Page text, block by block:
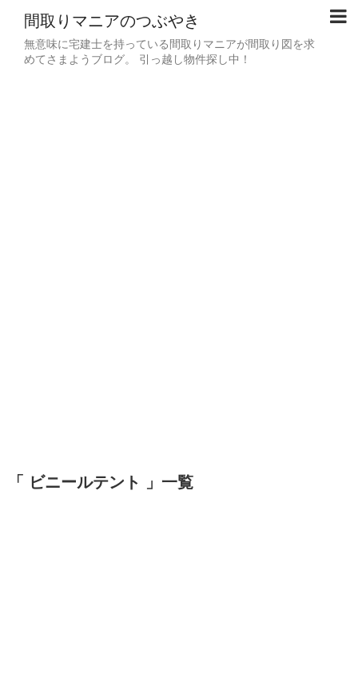
間取りマニアのつぶやき
無意味に宅建士を持っている間取りマニアが間取り図を求
めてさまようブログ。 引っ越し物件探し中！
「 ビニールテント 」一覧